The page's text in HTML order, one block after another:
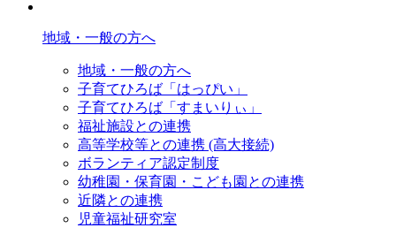
地域・一般の方へ
地域・一般の方へ
子育てひろば「はっぴい」
子育てひろば「すまいりぃ」
福祉施設との連携
高等学校等との連携 (高大接続)
ボランティア認定制度
幼稚園・保育園・こども園との連携
近隣との連携
児童福祉研究室